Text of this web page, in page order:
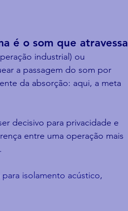
é o som que atravessa
industrial) ou
a passagem do som por
da absorção: aqui, a meta
decisivo para privacidade e
entre uma operação mais
para isolamento acústico,